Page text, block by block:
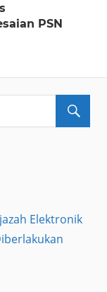
PSN
Elektronik